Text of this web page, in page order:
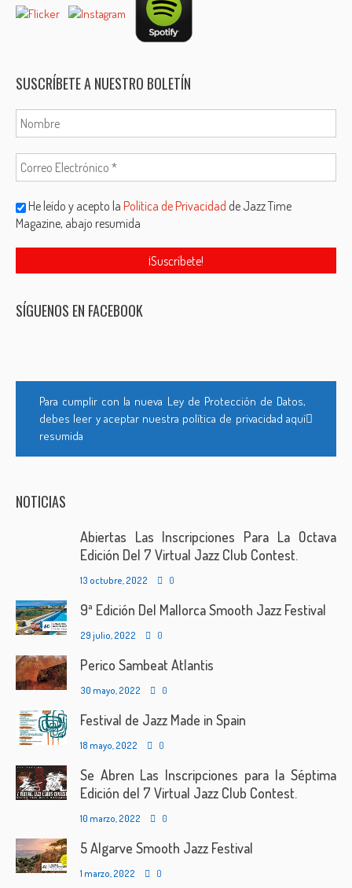
SUSCRÍBETE A NUESTRO BOLETÍN
He leído y acepto laPolítica de Privacidad de Jazz Time
Magazine, abajo resumida
SÍGUENOS EN FACEBOOK
Para cumplir con la nueva Ley de Protección de Datos,
debes leer y aceptar nuestra política de privacidad aquí
resumida
NOTICIAS
Abiertas Las Inscripciones Para La Octava
Edición Del 7 Virtual Jazz Club Contest.
13 octubre, 2022 0
9ª Edición Del Mallorca Smooth Jazz Festival
29 julio, 2022 0
Perico Sambeat Atlantis
30 mayo, 2022 0
Festival de Jazz Made in Spain
18 mayo, 2022 0
Se Abren Las Inscripciones para la Séptima
Edición del 7 Virtual Jazz Club Contest.
10 marzo, 2022 0
5 Algarve Smooth Jazz Festival
1 marzo, 2022 0